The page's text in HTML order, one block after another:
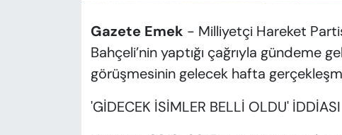
Gazete Emek - Milliyetçi Hareket
Bahçeli’nin yaptığı çağrıyla gündeme
görüşmesinin gelecek hafta
'GİDECEK İSİMLER BELLİ OLDU' İDDİASI
VAN VE DİYARBAKIR HABERLERİ